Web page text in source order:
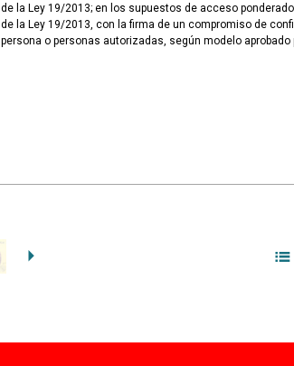
de la Ley 19/2013; en los supuestos de acceso
de la Ley 19/2013, con la firma de un compromiso de
persona o personas autorizadas, según modelo aprobado